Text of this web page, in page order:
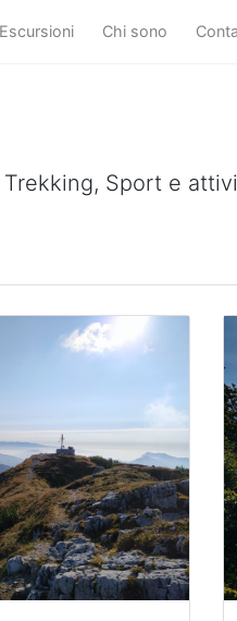
Escursioni Chi sono
Sport e